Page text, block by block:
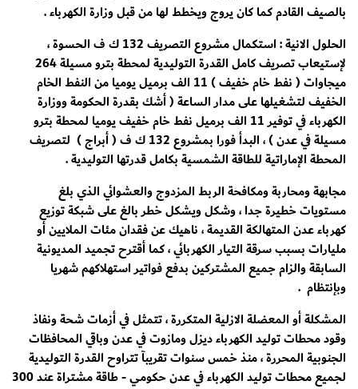
بالصيف القادم كما كان يروج ويخطط لها من قبل وزارة الكهرباء .
الحلول الانية : استكمال مشروع التصريف 132 ك ف الحسوة ،
لإستيعاب تصريف كامل القدرة التوليدية لمحطة بترو مسيلة 264
ميجاوات ( نفط خام خفيف ) 11 الف برميل يوميا من النفط الخام
الخفيف لتشغيلها على مدار الساعة ( أشك بقدرة الحكومة ووزارة
الكهرباء في توفير 11 الف برميل نفط خام خفيف يوميا لمحطة بترو
مسيلة في عدن ) ، البدأ فورا بمشروع 132 ك ف ( أبراج ) لتصريف
المحطة الإماراتية للطاقة الشمسية بكامل قدرتها التوليدية .
مجابهة ومحاربة ومكافحة الربط المزدوج والعشوائي الذي بلغ
مستويات خطيرة جدا ، وشكل ويشكل خطر بالغ على شبكة توزيع
كهرباء عدن المتهالكة القديمة ، ناهيك عن فقدان مئات الملايين أو
مليارات بسبب سرقة التيار الكهربائي ، كما أقترح تجميد المديونية
السابقة والزام جميع المشتركين بدفع فواتير استهلاكهم شهريا
وبإنتظام .
المشكلة أو المعضلة الازلية المتكررة ، تتمثل في أزمات شحة ونفاذ
وقود محطات توليد الكهرباء ديزل ومازوت في عدن وباقي المحافظات
الجنوبية المحررة ، منذ خمس سنوات تقريبآ تتراوح القدرة التوليدية
لجميع محطات توليد الكهرباء في عدن حكومي - طاقة مشتراة عند 300